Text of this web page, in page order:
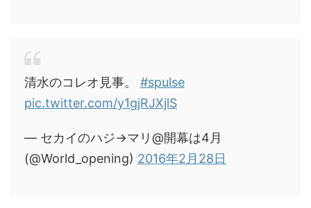
清水のコレオ見事。 #spulse
pic.twitter.com/y1gjRJXjlS
— セカイのハジ→マリ@開幕は4月
(@World_opening) 2016年2月28日